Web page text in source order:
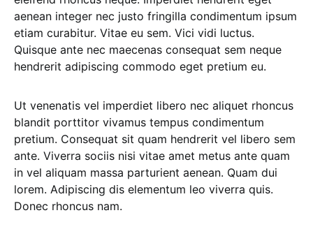
aenean integer nec justo fringilla condimentum ipsum
etiam curabitur. Vitae eu sem. Vici vidi luctus.
Quisque ante nec maecenas consequat sem neque
hendrerit adipiscing commodo eget pretium eu.
Ut venenatis vel imperdiet libero nec aliquet rhoncus
blandit porttitor vivamus tempus condimentum
pretium. Consequat sit quam hendrerit vel libero sem
ante. Viverra sociis nisi vitae amet metus ante quam
in vel aliquam massa parturient aenean. Quam dui
lorem. Adipiscing dis elementum leo viverra quis.
Donec rhoncus nam.